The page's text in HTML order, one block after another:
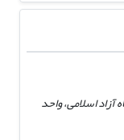
اسلامی، واحد